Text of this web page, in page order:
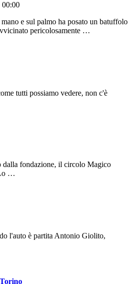
00:00
e sul palmo ha posato un batuffolo
pericolosamente …
tutti possiamo vedere, non c'è
fondazione, il circolo Magico
…
l'auto è partita Antonio Giolito,